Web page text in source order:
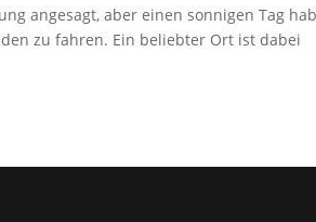
angesagt, aber einen sonnigen Tag
zu fahren. Ein beliebter Ort ist dabei